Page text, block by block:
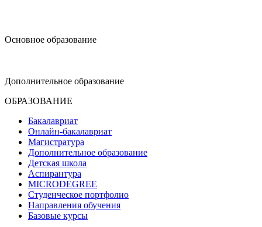
Основное образование
Дополнительное образование
ОБРАЗОВАНИЕ
Бакалавриат
Онлайн-бакалавриат
Магистратура
Дополнительное образование
Детская школа
Аспирантура
MICRODEGREE
Студенческое портфолио
Направления обучения
Базовые курсы